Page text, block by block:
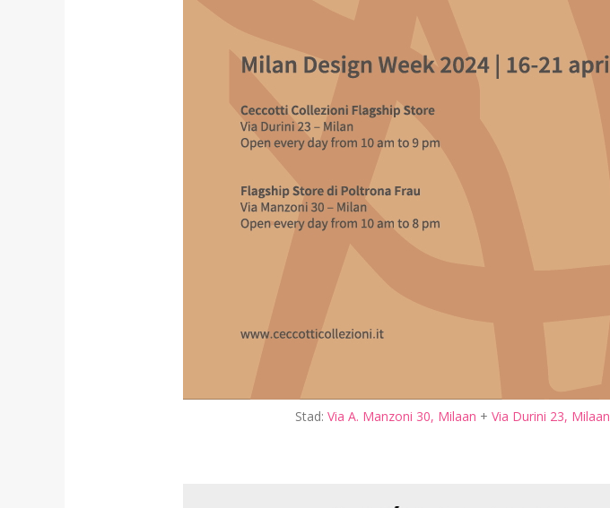
Stad: Via A. Manzoni 30, Milaan + Via Durini 23, Milaan